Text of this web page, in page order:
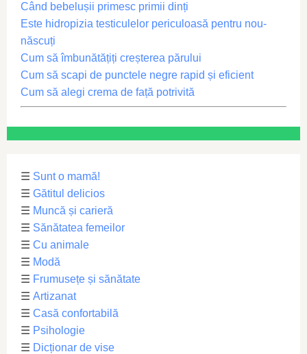
Când bebelușii primesc primii dinți
Este hidropizia testiculelor periculoasă pentru nou-
născuți
Cum să îmbunătățiți creșterea părului
Cum să scapi de punctele negre rapid și eficient
Cum să alegi crema de față potrivită
☰ Sunt o mamă!
☰ Gătitul delicios
☰ Muncă și carieră
☰ Sănătatea femeilor
☰ Cu animale
☰ Modă
☰ Frumusețe și sănătate
☰ Artizanat
☰ Casă confortabilă
☰ Psihologie
☰ Dicționar de vise